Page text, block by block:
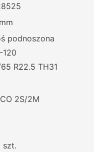
podnoszona
120
R22.5 TH31
2S/2M
szt.